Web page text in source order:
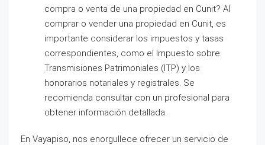
compra o venta de una propiedad en Cunit? Al
comprar o vender una propiedad en Cunit, es
importante considerar los impuestos y tasas
correspondientes, como el Impuesto sobre
Transmisiones Patrimoniales (ITP) y los
honorarios notariales y registrales. Se
recomienda consultar con un profesional para
obtener información detallada.
En Vayapiso, nos enorgullece ofrecer un servicio de